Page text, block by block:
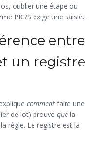
oublier une étape ou
PIC/S exige une saisie
entre
un registre
comment faire une
de lot) prouve que la
règle. Le registre est la